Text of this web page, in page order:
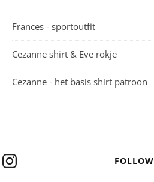
Frances - sportoutfit
Cezanne shirt & Eve rokje
Cezanne - het basis shirt patroon
FOLLOW